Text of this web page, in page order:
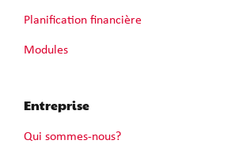
Planification financière
Modules
Entreprise
Qui sommes-nous?